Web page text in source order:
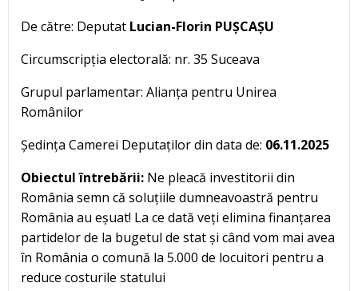
De către: Deputat Lucian-Florin PUȘCAȘU
Circumscripția electorală: nr. 35 Suceava
Grupul parlamentar: Alianța pentru Unirea
Românilor
Ședința Camerei Deputaților din data de: 06.11.2025
Obiectul întrebării: Ne pleacă investitorii din
România semn că soluțiile dumneavoastră pentru
România au eșuat! La ce dată veți elimina finanțarea
partidelor de la bugetul de stat și când vom mai avea
în România o comună la 5.000 de locuitori pentru a
reduce costurile statului